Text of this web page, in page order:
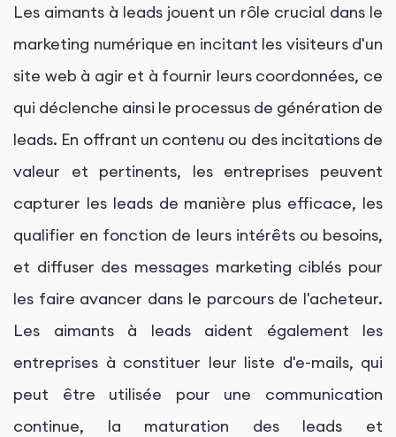
Les aimants à leads jouent un rôle crucial dans le
marketing numérique en incitant les visiteurs d'un
site web à agir et à fournir leurs coordonnées, ce
qui déclenche ainsi le processus de génération de
leads. En offrant un contenu ou des incitations de
valeur et pertinents, les entreprises peuvent
capturer les leads de manière plus efficace, les
qualifier en fonction de leurs intérêts ou besoins,
et diffuser des messages marketing ciblés pour
les faire avancer dans le parcours de l'acheteur.
Les aimants à leads aident également les
entreprises à constituer leur liste d'e-mails, qui
peut être utilisée pour une communication
continue, la maturation des leads et